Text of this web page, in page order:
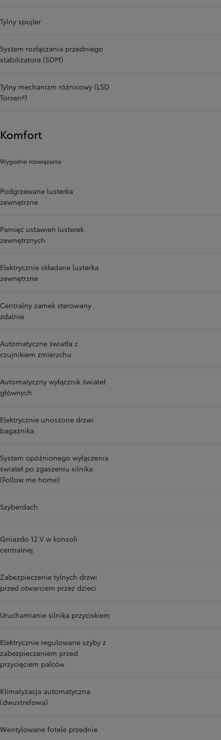
Tylny spojler
System rozłączania przedniego
stabilizatora (SDM)
Tylny mechanizm różnicowy (LSD
Torsen®)
Komfort
Wygodne rozwiązania
Podgrzewane lusterka
zewnętrzne
Pamięć ustawień lusterek
zewnętrznych
Elektrycznie składane lusterka
zewnętrzne
Centralny zamek sterowany
zdalnie
Automatyczne światła z
czujnikiem zmierzchu
Automatyczny wyłącznik świateł
głównych
Elektrycznie unoszone drzwi
bagażnika
System opóźnionego wyłączenia
świateł po zgaszeniu silnika
(Follow me home)
Szyberdach
Gniazdo 12 V w konsoli
centralnej
Zabezpieczenie tylnych drzwi
przed otwarciem przez dzieci
Uruchamianie silnika przyciskiem
Elektrycznie regulowane szyby z
zabezpieczeniem przed
przycięciem palców
Klimatyzacja automatyczna
(dwustrefowa)
Wentylowane fotele przednie